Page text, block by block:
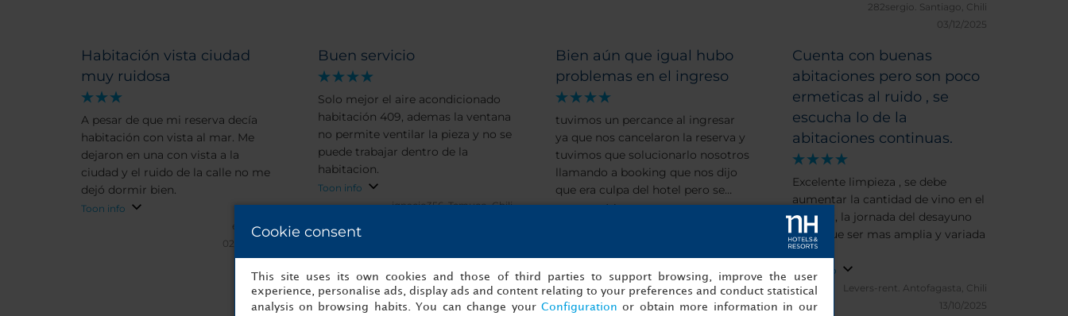
Buen servicio
Solo mejor el aire acondicionado
habitación 409, ademas la ventana
no permite ventilar la pieza y no se
puede trabajar dentro de la
habitacion.
Toon info
ignacio356.Temuco, Chili
Bien aún que igual hubo
problemas en el ingreso
tuvimos un percance al ingresar
ya que nos cancelaron la reserva y
tuvimos que solucionarlo nosotros
llamando a booking que nos dijo
que era culpa del hotel pero se
pudo solucionar
Toon info
Cuenta con buenas
abitaciones pero son poco
ermeticas al ruido , se
escucha lo de la
abitaciones continuas.
Excelente limpieza , se debe
aumentar la cantidad de vino en el
minivar, la jornada del desayuno
tiene que ser mas amplia y variada
.
Toon info
Levers-rent. Antofagasta, Chili
13/10/2025
sobrecocido, la entrada sosa y el
vino por copa malo. De haber
sabido me voy a cenar a otro lado.
La Atención muy amable.
282sergio. Santiago, Chili
03/12/2025
Habitación vista ciudad
muy ruidosa
A pesar de que mi reserva decía
habitación con vista al mar. Me
dejaron en una con vista a la
ciudad y el ruido de la calle no me
dejó dormir bien.
Toon info
efarias77.
02/09/2025
Cookie consent
This site uses its own cookies and those of third parties to support browsing, improve the user
experience, personalise ads, display ads and content relating to your preferences and conduct statistical
analysis on browsing habits. You can change your Configuration or obtain more information in our